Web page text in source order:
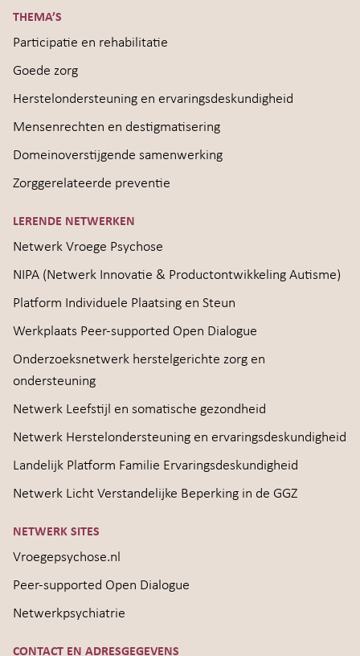
THEMA’S
Participatie en rehabilitatie
Goede zorg
Herstelondersteuning en ervaringsdeskundigheid
Mensenrechten en destigmatisering
Domeinoverstijgende samenwerking
Zorggerelateerde preventie
LERENDE NETWERKEN
Netwerk Vroege Psychose
NIPA (Netwerk Innovatie & Productontwikkeling Autisme)
Platform Individuele Plaatsing en Steun
Werkplaats Peer-supported Open Dialogue
Onderzoeksnetwerk herstelgerichte zorg en
ondersteuning
Netwerk Leefstijl en somatische gezondheid
Netwerk Herstelondersteuning en ervaringsdeskundigheid
Landelijk Platform Familie Ervaringsdeskundigheid
Netwerk Licht Verstandelijke Beperking in de GGZ
NETWERK SITES
Vroegepsychose.nl
Peer-supported Open Dialogue
Netwerkpsychiatrie
CONTACT EN ADRESGEGEVENS